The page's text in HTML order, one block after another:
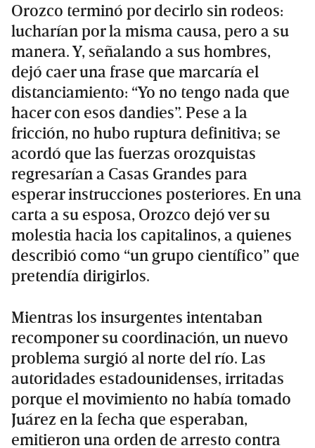
Orozco terminó por decirlo sin rodeos:
lucharían por la misma causa, pero a su
manera. Y, señalando a sus hombres,
dejó caer una frase que marcaría el
distanciamiento: “Yo no tengo nada que
hacer con esos dandies”. Pese a la
fricción, no hubo ruptura definitiva; se
acordó que las fuerzas orozquistas
regresarían a Casas Grandes para
esperar instrucciones posteriores. En una
carta a su esposa, Orozco dejó ver su
molestia hacia los capitalinos, a quienes
describió como “un grupo científico” que
pretendía dirigirlos.
Mientras los insurgentes intentaban
recomponer su coordinación, un nuevo
problema surgió al norte del río. Las
autoridades estadounidenses, irritadas
porque el movimiento no había tomado
Juárez en la fecha que esperaban,
emitieron una orden de arresto contra